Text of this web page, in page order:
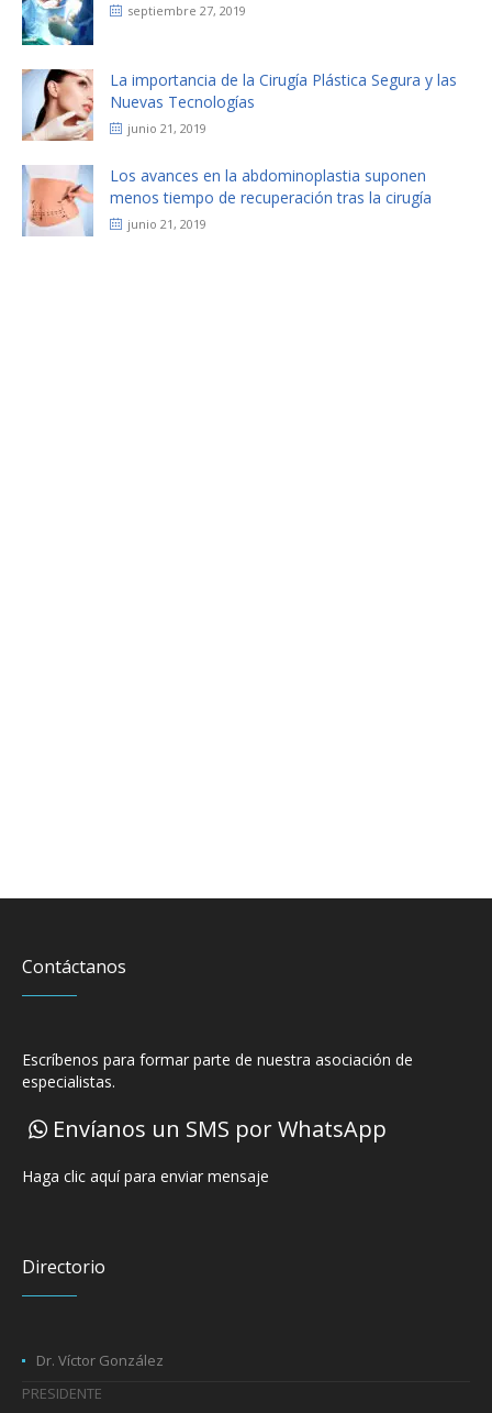
septiembre 27, 2019
La importancia de la Cirugía Plástica Segura y las
Nuevas Tecnologías
junio 21, 2019
Los avances en la abdominoplastia suponen
menos tiempo de recuperación tras la cirugía
junio 21, 2019
Contáctanos
Escríbenos para formar parte de nuestra asociación de
especialistas.
Envíanos un SMS por WhatsApp
Haga clic aquí para enviar mensaje
Directorio
Dr. Víctor González
PRESIDENTE